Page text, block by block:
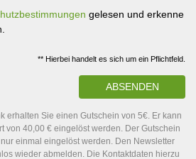
gelesen und erkenne
** Hierbei handelt es sich um ein Pflichtfeld.
ABSENDEN
erhalten Sie einen Gutschein von 5€. Er kann
von 40,00 € eingelöst werden. Der Gutschein
einmal eingelöst werden. Den Newsletter
wieder abmelden. Die Kontaktdaten hierzu